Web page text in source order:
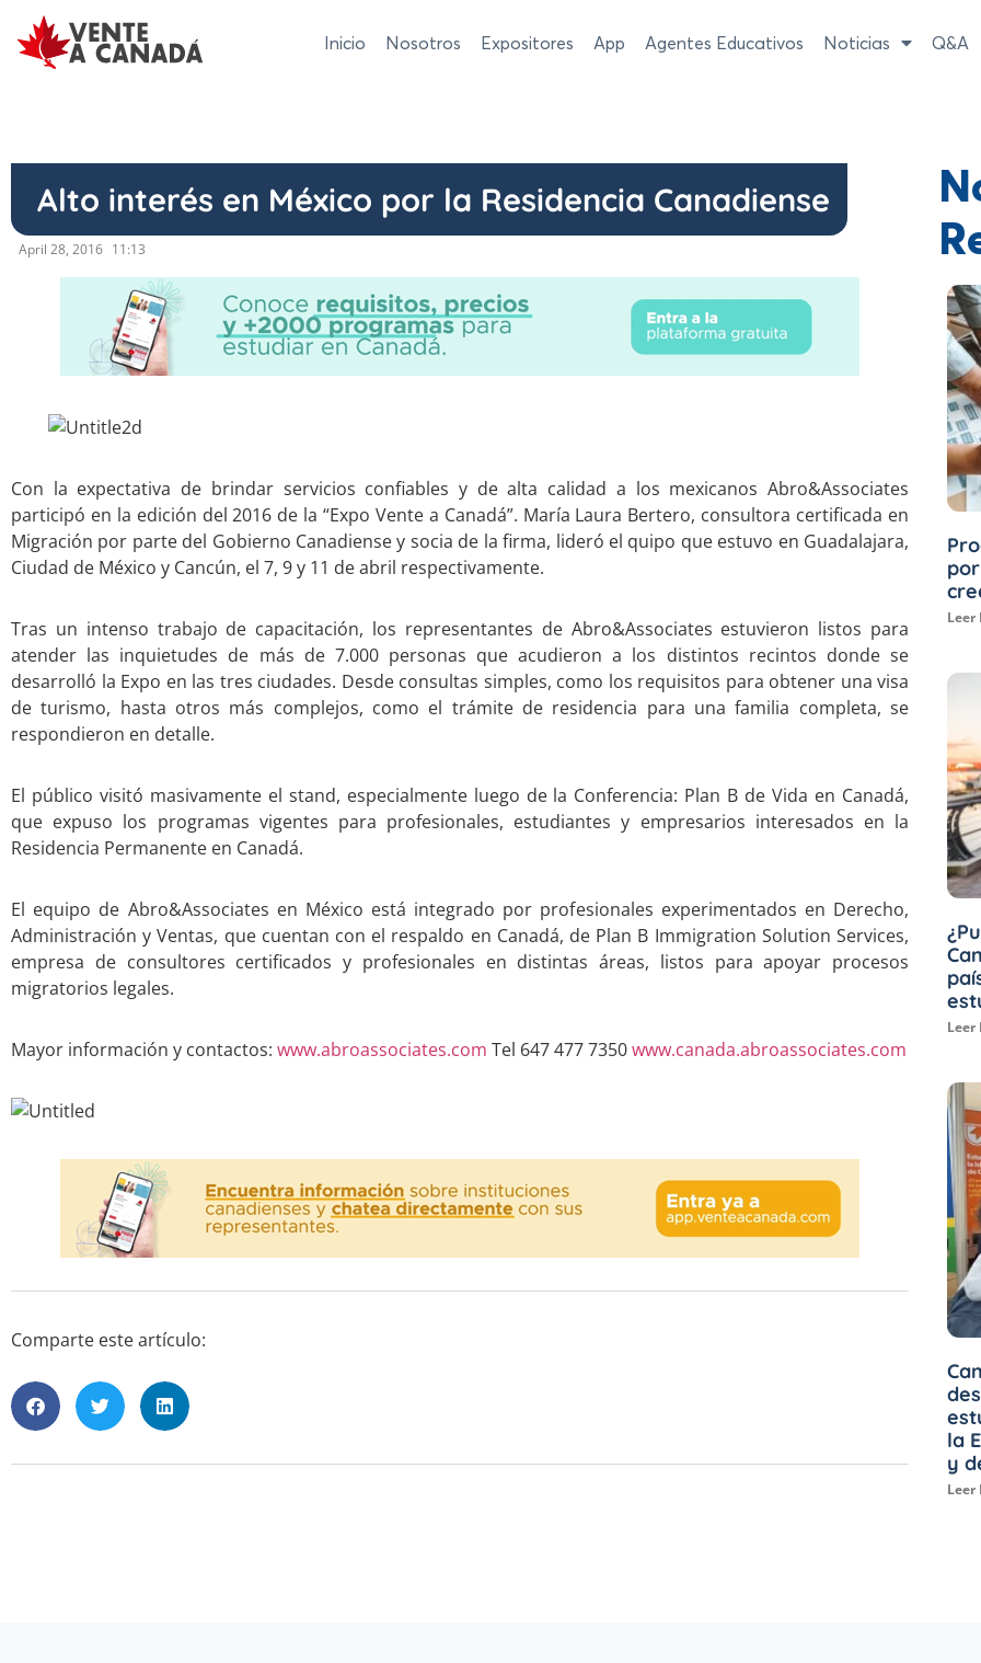
Inicio Nosotros Expositores App Agentes Educativos Noticias Q&A
Alto interés en México por la Residencia Canadiense
April 28, 2016 11:13
Con la expectativa de brindar servicios confiables y de alta calidad a los mexicanos Abro&Associates
participó en la edición del 2016 de la “Expo Vente a Canadá”. María Laura Bertero, consultora certificada en
Migración por parte del Gobierno Canadiense y socia de la firma, lideró el quipo que estuvo en Guadalajara,
Ciudad de México y Cancún, el 7, 9 y 11 de abril respectivamente.
Tras un intenso trabajo de capacitación, los representantes de Abro&Associates estuvieron listos para
atender las inquietudes de más de 7.000 personas que acudieron a los distintos recintos donde se
desarrolló la Expo en las tres ciudades. Desde consultas simples, como los requisitos para obtener una visa
de turismo, hasta otros más complejos, como el trámite de residencia para una familia completa, se
respondieron en detalle.
El público visitó masivamente el stand, especialmente luego de la Conferencia: Plan B de Vida en Canadá,
que expuso los programas vigentes para profesionales, estudiantes y empresarios interesados en la
Residencia Permanente en Canadá.
El equipo de Abro&Associates en México está integrado por profesionales experimentados en Derecho,
Administración y Ventas, que cuentan con el respaldo en Canadá, de Plan B Immigration Solution Services,
empresa de consultores certificados y profesionales en distintas áreas, listos para apoyar procesos
migratorios legales.
Mayor información y contactos: www.abroassociates.com Tel 647 477 7350www.canada.abroassociates.com
Comparte este artículo:
Leer
Leer
la
y
Leer